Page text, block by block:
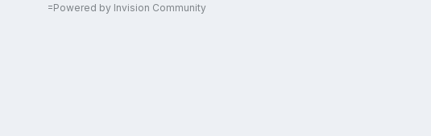
=Powered by Invision Community